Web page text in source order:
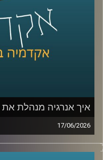
לאודר לממשל, דיפלומטיה
שגריר ישראל הראשון
קרדיט תמונות:
איך אנרגיה מנהלת
17/06/2026
בשנים האחרונות אנחנו
מחירי נפט, גז טבעי, מצרי